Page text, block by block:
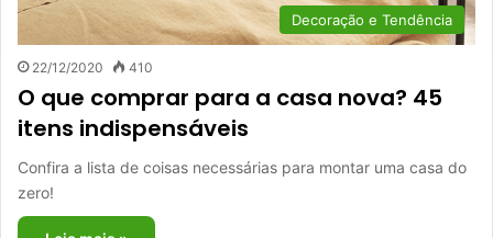
Decoração e Tendência
22/12/2020 410
O que comprar para a casa nova? 45
itens indispensáveis
Confira a lista de coisas necessárias para montar uma casa do
zero!